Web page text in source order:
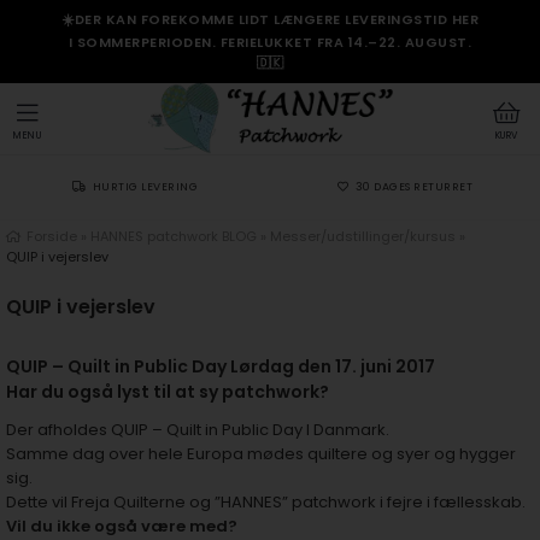
☀️DER KAN FOREKOMME LIDT LÆNGERE LEVERINGSTID HER
I SOMMERPERIODEN. FERIELUKKET FRA 14.–22. AUGUST.
🇩🇰
KURV
MENU
HURTIG LEVERING 30 DAGES RETURRET
QUIP i vejerslev
QUIP i vejerslev
QUIP – Quilt in Public Day Lørdag den 17. juni 2017
Har du også lyst til at sy patchwork?
Der afholdes QUIP – Quilt in Public Day I Danmark.
Samme dag over hele Europa mødes quiltere og syer og hygger
sig.
Dette vil Freja Quilterne og ”HANNES” patchwork i fejre i fællesskab.
Vil du ikke også være med?